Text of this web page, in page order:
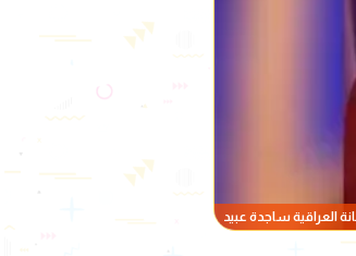
العراقية ساجدة عبيد